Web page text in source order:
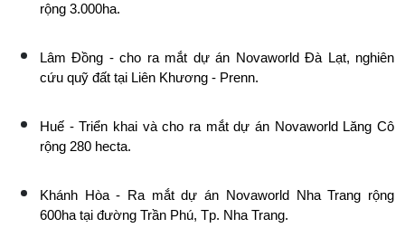
rộng 3.000ha.
Lâm Đồng - cho ra mắt dự án Novaworld Đà Lạt, nghiên
cứu quỹ đất tại Liên Khương - Prenn.
Huế - Triển khai và cho ra mắt dự án Novaworld Lăng Cô
rộng 280 hecta.
Khánh Hòa - Ra mắt dự án Novaworld Nha Trang rộng
600ha tại đường Trần Phú, Tp. Nha Trang.